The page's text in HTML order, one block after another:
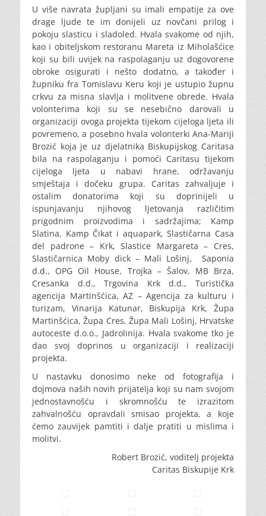
U više navrata župljani su imali empatije za ove
drage ljude te im donijeli uz novčani prilog i
pokoju slasticu i sladoled. Hvala svakome od njih,
kao i obiteljskom restoranu Mareta iz Miholašćice
koji su bili uvijek na raspolaganju uz dogovorene
obroke osigurati i nešto dodatno, a također i
župniku fra Tomislavu Keru koji je ustupio župnu
crkvu za misna slavlja i molitvene obrede. Hvala
volonterima koji su se nesebično darovali u
organizaciji ovoga projekta tijekom cijeloga ljeta ili
povremeno, a posebno hvala volonterki Ana-Mariji
Brozić koja je uz djelatnika Biskupijskog Caritasa
bila na raspolaganju i pomoći Caritasu tijekom
cijeloga ljeta u nabavi hrane, održavanju
smještaja i dočeku grupa. Caritas zahvaljuje i
ostalim donatorima koji su doprinijeli u
ispunjavanju njihovog ljetovanja različitim
prigodnim proizvodima i sadržajima; Kamp
Slatina, Kamp Čikat i aquapark, Slastičarna Casa
del padrone – Krk, Slastice Margareta – Cres,
Slastičarnica Moby dick – Mali Lošinj, Saponia
d.d., OPG Oil House, Trojka – Šalov, MB Brza,
Cresanka d.d., Trgovina Krk d.d., Turistička
agencija Martinšćica, AZ – Agencija za kulturu i
turizam, Vinarija Katunar, Biskupija Krk, Župa
Martinšćica, Župa Cres, Župa Mali Lošinj, Hrvatske
autoceste d.o.o., Jadrolinija. Hvala svakome tko je
dao svoj doprinos u organizaciji i realizaciji
projekta.
U nastavku donosimo neke od fotografija i
dojmova naših novih prijatelja koji su nam svojom
jednostavnošću i skromnošću te izrazitom
zahvalnošću opravdali smisao projekta, a koje
ćemo zauvijek pamtiti i dalje pratiti u mislima i
molitvi.
Robert Brozić, voditelj projekta
Caritas Biskupije Krk